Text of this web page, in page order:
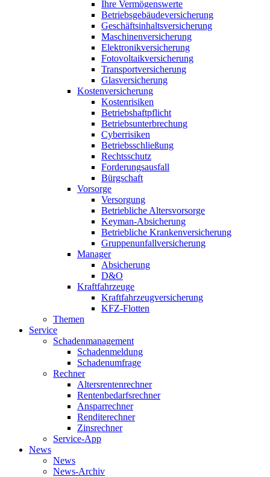
Ihre Vermögenswerte
Betriebsgebäudeversicherung
Geschäftsinhaltsversicherung
Maschinenversicherung
Elektronikversicherung
Fotovoltaikversicherung
Transportversicherung
Glasversicherung
Kostenversicherung
Kostenrisiken
Betriebshaftpflicht
Betriebsunterbrechung
Cyberrisiken
Betriebsschließung
Rechtsschutz
Forderungsausfall
Bürgschaft
Vorsorge
Versorgung
Betriebliche Altersvorsorge
Keyman-Absicherung
Betriebliche Krankenversicherung
Gruppenunfallversicherung
Manager
Absicherung
D&O
Kraftfahrzeuge
Kraftfahrzeugversicherung
KFZ-Flotten
Themen
Service
Schadenmanagement
Schadenmeldung
Schadenumfrage
Rechner
Altersrentenrechner
Rentenbedarfsrechner
Ansparrechner
Renditerechner
Zinsrechner
Service-App
News
News
News-Archiv